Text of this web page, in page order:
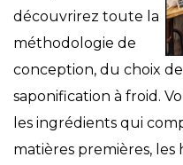
découvrirez toute la
méthodologie de
conception, du choix
saponification à froid.
les ingrédients qui
matières premières, les